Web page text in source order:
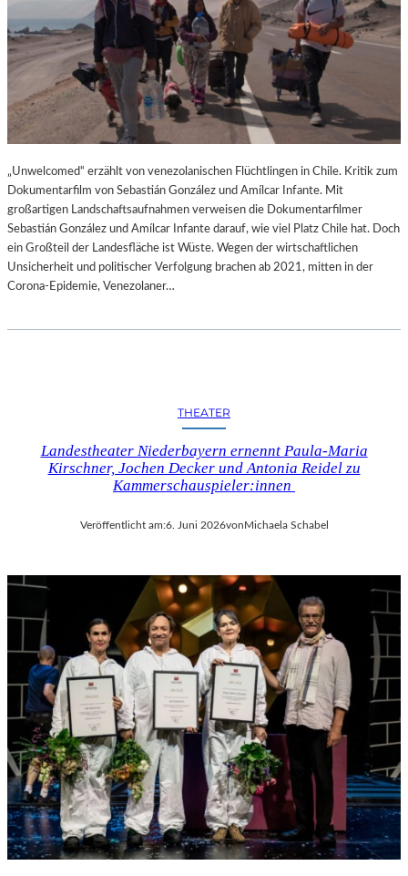
„Unwelcomed“ erzählt von venezolanischen Flüchtlingen in Chile. Kritik zum
Dokumentarfilm von Sebastián González und Amílcar Infante. Mit
großartigen Landschaftsaufnahmen verweisen die Dokumentarfilmer
Sebastián González und Amílcar Infante darauf, wie viel Platz Chile hat. Doch
ein Großteil der Landesfläche ist Wüste. Wegen der wirtschaftlichen
Unsicherheit und politischer Verfolgung brachen ab 2021, mitten in der
Corona-Epidemie, Venezolaner…
THEATER
Landestheater Niederbayern ernennt Paula-Maria
Kirschner, Jochen Decker und Antonia Reidel zu
Kammerschauspieler:innen
Veröffentlicht am:6. Juni 2026von Michaela Schabel